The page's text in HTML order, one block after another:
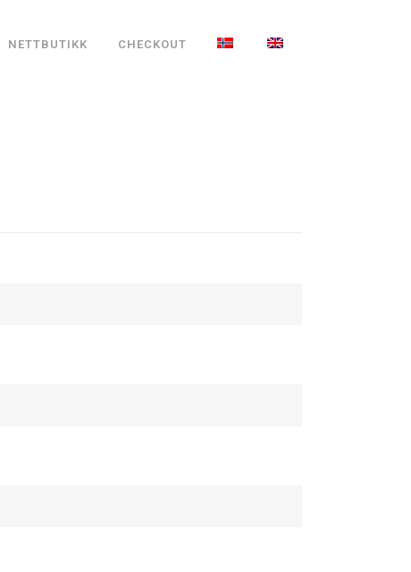
NETTBUTIKK CHECKOUT